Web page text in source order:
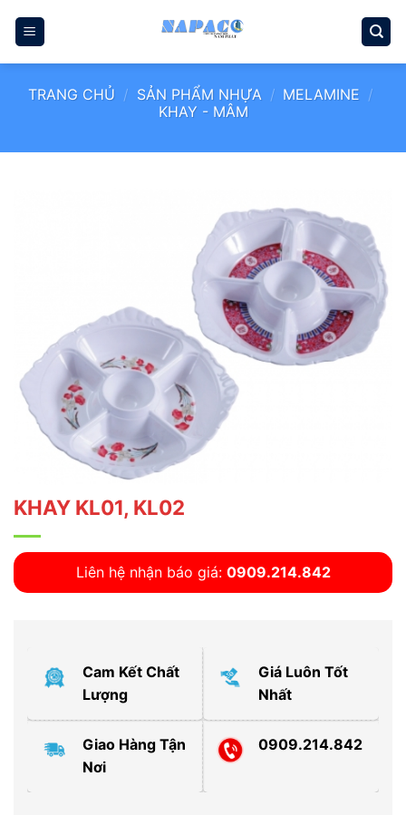
qua
TRANG CHỦ / SẢN PHẨM NHỰA / MELAMINE /
KHAY - MÂM
KHAY KL01, KL02
Liên hệ nhận báo giá: 0909.214.842
Cam Kết Chất
Lượng
Giá Luôn Tốt
Nhất
Giao Hàng Tận
Nơi
0909.214.842